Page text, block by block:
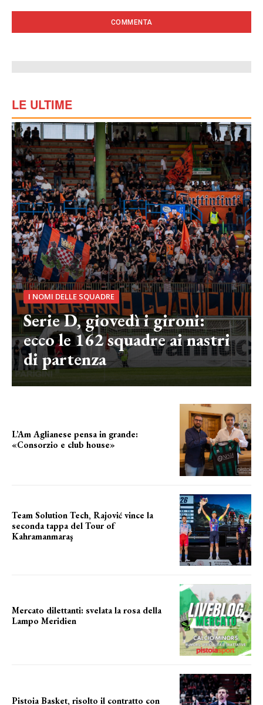
LE ULTIME
I NOMI DELLE SQUADRE
Serie D, giovedì i gironi:
ecco le 162 squadre ai nastri
di partenza
L’Am Aglianese pensa in grande:
«Consorzio e club house»
Team Solution Tech, Rajović vince la
seconda tappa del Tour of
Kahramanmaraş
Mercato dilettanti: svelata la rosa della
Lampo Meridien
Pistoia Basket, risolto il contratto con